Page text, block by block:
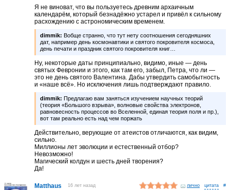
Я не виноват, что вы пользуетесь древним архаичным
календарём, который безнадёжно устарел и привёл к сильному
расхождению с астрономическим временем.
dimmik: Вобще странно, что тут нету соотношения сегодняшних
дат, например день космонавтики и святого покровителя космоса,
день печати и праздник святого покровителя книг…
Ну, некоторые даты принципиально, видимо, иные — день
святых Февронии и этого, как там его, забыл, Петра, что ли —
это не день святого Валентина. Дабы утвердить самобытность
и «наше всё». Но исключения лишь подтверждают правило.
dimmik: Предлагаю вам заняться изучением научных теорий
(теория «Большого взрыва», волновые свойства электронов,
равновесность процессов во Вселенной, единая теория поля и пр.),
вот там реально есть над чем поржать
Действительно, верующие от атеистов отличаются, как видим,
сильно.
Миллионы лет эволюции и естественный отбор?
Невозможно!
Магический колдун и шесть дней творения?
Да!
Matthaus 16 лет назад лично #